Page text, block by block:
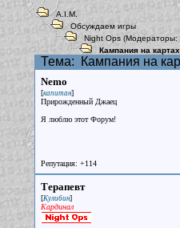
A.I.M.
Обсуждаем игры
Night Ops (Модераторы:
Кампания на картах
Тема: Кампания на
Nemo
[капитан]
Прирожденный Джаец
Я люблю этот Форум!
Репутация: +114
Терапевт
[Кулибин]
Кардинал